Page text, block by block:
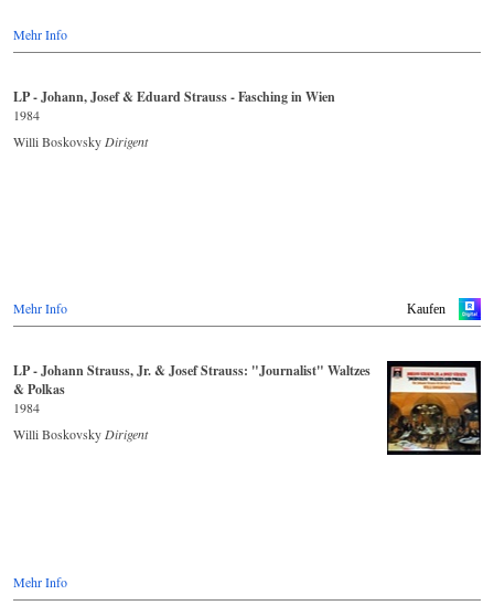
Mehr Info
LP - Johann, Josef & Eduard Strauss - Fasching in Wien
1984
Willi Boskovsky Dirigent
Kaufen
Mehr Info
LP - Johann Strauss, Jr. & Josef Strauss: "Journalist" Waltzes
& Polkas
1984
Willi Boskovsky Dirigent
Mehr Info